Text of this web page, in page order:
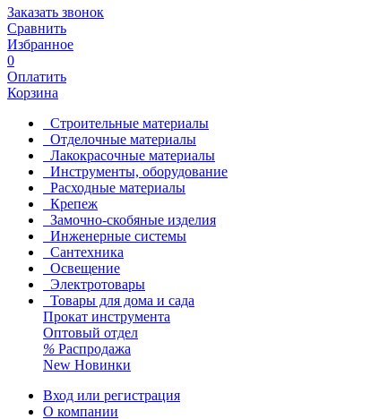
Заказать звонок
Сравнить
Избранное
0
Оплатить
Корзина
Строительные материалы
Отделочные материалы
Лакокрасочные материалы
Инструменты, оборудование
Расходные материалы
Крепеж
Замочно-скобяные изделия
Инженерные системы
Сантехника
Освещение
Электротовары
Товары для дома и сада
Прокат инструмента
Оптовый отдел
% Распродажа
New Новинки
Вход или регистрация
О компании